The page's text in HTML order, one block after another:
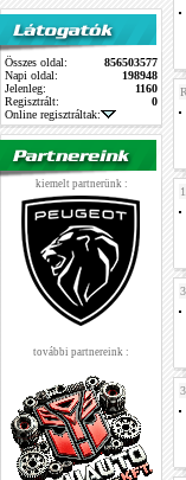
Összes oldal:
856503577
Napi oldal:
198948
Jelenleg:
1160
Regisztrált:
0
Online regisztráltak:
kiemelt partnerünk :
további partnereink :